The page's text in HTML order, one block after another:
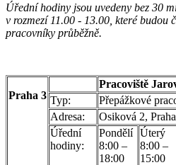
Úřední hodiny jsou uvedeny bez 30
v rozmezí 11.00 - 13.00, které budou
pracovníky průběžně.
Praha 3
Pracoviště
Typ:
Přepážkové
Adresa:
Osiková 2,
Úřední
hodiny:
Pondělí
8:00 –
18:00
Úterý
8:00 –
15:00